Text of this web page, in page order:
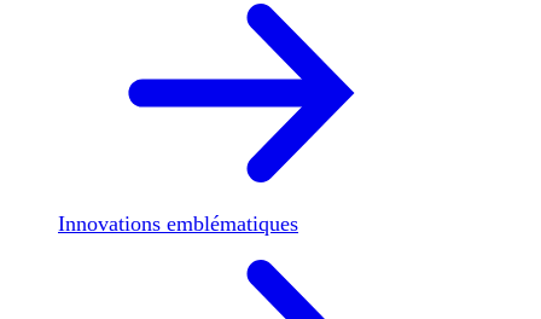
Innovations emblématiques